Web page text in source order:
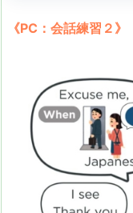
《PC：会話練習２》